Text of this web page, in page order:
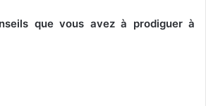
que vous avez à prodiguer à